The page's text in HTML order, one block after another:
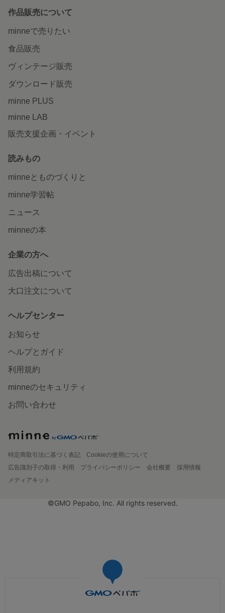
作品販売について
minneで売りたい
食品販売
ヴィンテージ販売
ダウンロード販売
minne PLUS
minne LAB
販売支援企画・イベント
読みもの
minneとものづくりと
minne学習帖
ニュース
minneの本
企業の方へ
広告出稿について
大口注文について
ヘルプセンター
お知らせ
ヘルプとガイド
利用規約
minneのセキュリティ
お問い合わせ
特定商取引法に基づく表記
Cookieの使用について
広告識別子の取得・利用
プライバシーポリシー 会社概要
採用情報
メディアキット
©GMO Pepabo, Inc. All rights reserved.